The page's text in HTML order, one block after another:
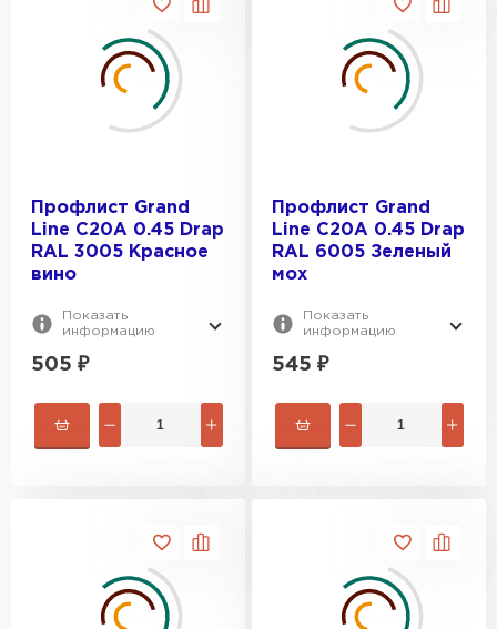
Профлист Grand
Line C20A 0.45 Drap
RAL 3005 Красное
вино
Показать
информацию
505 ₽
Профлист Grand
Line C20A 0.45 Drap
RAL 6005 Зеленый
мох
Показать
информацию
545 ₽